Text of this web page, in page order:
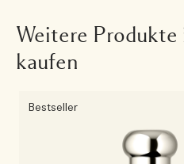
Weitere Produkte
kaufen
Bestseller